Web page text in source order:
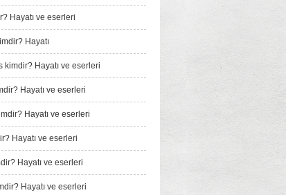
Hayatı ve eserleri
Hayatı
kimdir? Hayatı ve eserleri
Hayatı ve eserleri
Hayatı ve eserleri
Hayatı ve eserleri
Hayatı ve eserleri
Hayatı ve eserleri